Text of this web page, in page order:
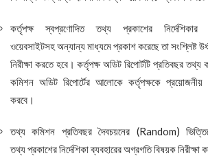
কর্তৃপক্ষ স্বপ্রণোদিত তথ্য প্রকাশের
ওয়েবসাইটসহ অন্যান্য মাধ্যমে প্রকাশ করেছে তা সংশ্লিষ্ট
নিরীক্ষা করতে হবে। কর্তৃপক্ষ অডিট রিপোর্টটি প্রতিবছর
কমিশন অডিট রিপোর্টের আলোকে কর্তৃপক্ষকে প্রয়োজনীয়
করবে।
তথ্য কমিশন প্রতিবছর দৈবচয়নের (Random)
তথ্য প্রকাশের নির্দেশিকা ব্যবহারের অগ্রগতি বিষয়ক নিরীক্ষা